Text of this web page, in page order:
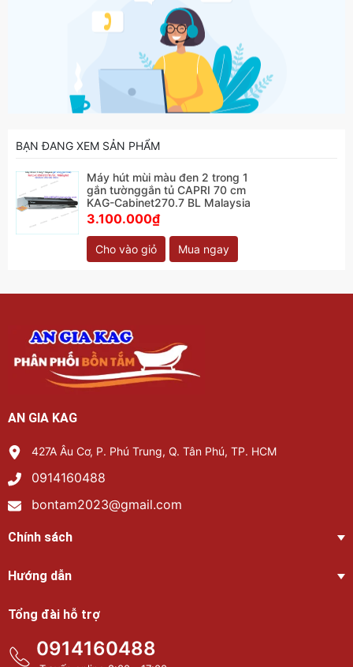
BẠN ĐANG XEM SẢN PHẨM
Máy hút mùi màu đen 2 trong 1
gắn tườnggắn tủ CAPRI 70 cm
KAG-Cabinet270.7 BL Malaysia
3.100.000₫
Cho vào giỏ Mua ngay
AN GIA KAG
427A Âu Cơ, P. Phú Trung, Q. Tân Phú, TP. HCM
0914160488
bontam2023@gmail.com
Chính sách
Hướng dẫn
Tổng đài hỗ trợ
0914160488